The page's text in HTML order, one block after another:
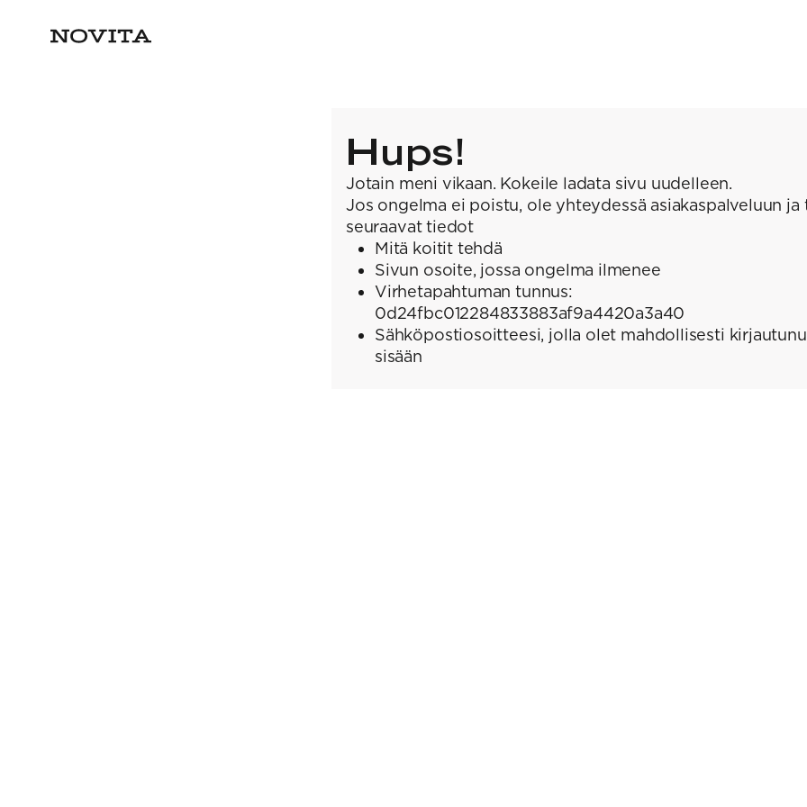
Hups!
Jotain meni vikaan. Kokeile ladata sivu uudelleen.
Jos ongelma ei poistu, ole yhteydessä asiakaspalveluun ja
seuraavat tiedot
Mitä koitit tehdä
Sivun osoite, jossa ongelma ilmenee
Virhetapahtuman tunnus:
0d24fbc012284833883af9a4420a3a40
Sähköpostiosoitteesi, jolla olet mahdollisesti
sisään